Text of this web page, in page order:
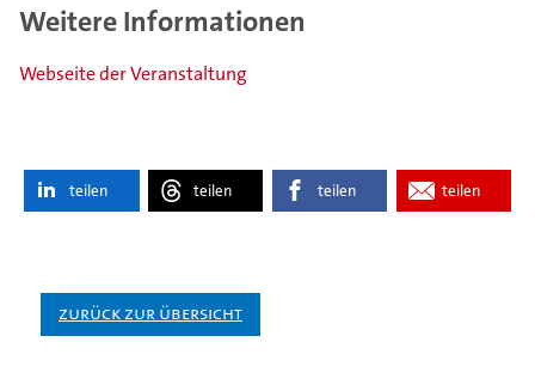
Weitere Informationen
Webseite der Veranstaltung
teilen teilen teilen teilen
Zurück zur Übersicht